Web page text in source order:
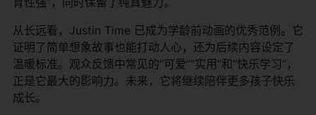
从长远看，Justin Time 已成为学龄前动画的优秀范例。它
证明了简单想象故事也能打动人心，还为后续内容设定了
温暖标准。观众反馈中常见的“可爱”“实用”和“快乐学习”，
正是它最大的影响力。未来，它将继续陪伴更多孩子快乐
成长。